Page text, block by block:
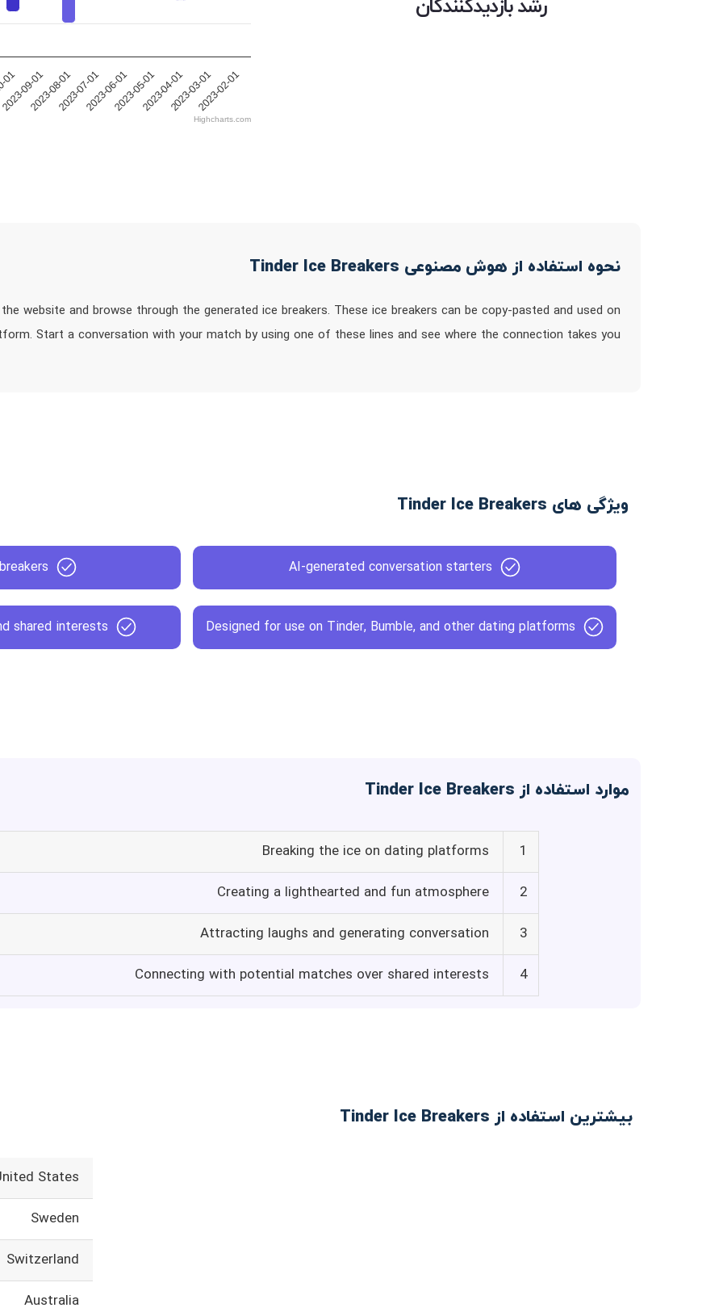
رشد بازدیدکنندگان
2023-09-012023-08-012023-07-012023-06-012023-05-012023-04-012023-03-012023-02-01
Highcharts.com
نحوه استفاده از هوش مصنوعی Tinder Ice Breakers
website and browse through the generated ice breakers. These ice breakers can be copy-pasted and used on
Start a conversation with your match by using one of these lines and see where the connection takes you!
ویژگی های Tinder Ice Breakers
AI-generated conversation starters
Designed for use on Tinder, Bumble, and other dating platforms
shared interests
موارد استفاده از Tinder Ice Breakers
1
Breaking the ice on dating platforms
2
Creating a lighthearted and fun atmosphere
3
Attracting laughs and generating conversation
4
Connecting with potential matches over shared interests
بیشترین استفاده از Tinder Ice Breakers
States
Sweden
Switzerland
Australia